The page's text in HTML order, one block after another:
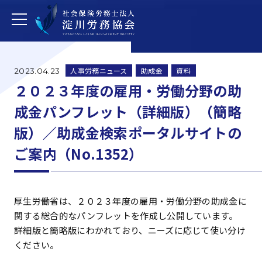
2023.04.23 人事労務ニュース 助成金 資料
２０２３年度の雇用・労働分野の助
成金パンフレット（詳細版）（簡略
版）／助成金検索ポータルサイトの
ご案内（No.1352）
厚生労働省は、２０２３年度の雇用・労働分野の助成金に
関する総合的なパンフレットを作成し公開しています。
詳細版と簡略版にわかれており、ニーズに応じて使い分け
ください。